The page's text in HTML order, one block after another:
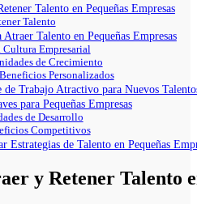
Talento en Pequeñas Empresas
Talento
Talento en Pequeñas Empresas
Cultura Empresarial
de Crecimiento
Personalizados
Trabajo Atractivo para Nuevos
para Pequeñas Empresas
de Desarrollo
Competitivos
Estrategias de Talento en Pequeñas
y Retener Talento